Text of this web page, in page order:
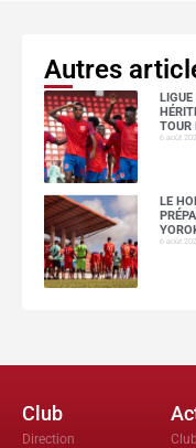
Autres
TOUR
6 août
LE
6 août
Club
Direction Club